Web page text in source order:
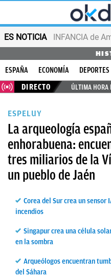
ES NOTICIA INFANCIA de
ESPAÑA ECONOMÍA DEPORTES
DIRECTO
ÚLTIMA HORA
ESPELUY
La arqueología
enhorabuena:
tres miliarios de la
un pueblo de Jaén
Corea del Sur crea un sensor
incendios
Singapur crea una célula
en la sombra
Arqueólogos encuentran
del Sáhara